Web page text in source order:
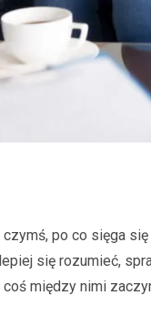
po co sięga
się rozumieć,
między nimi